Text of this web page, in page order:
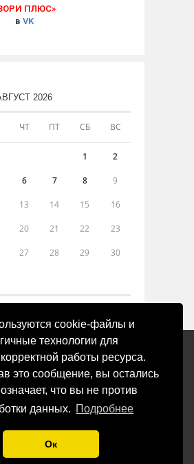
cookie-файлы и
технологии для
работы ресурса.
это сообщение, вы остались
что вы не против
данных. Подробнее
Ок
ПЛЮС»
в VK
2026
ЧТ ПТ СБ ВС
1 2
6 7 8 9
13 14 15 16
20 21 22 23
27 28 29 30
Том».